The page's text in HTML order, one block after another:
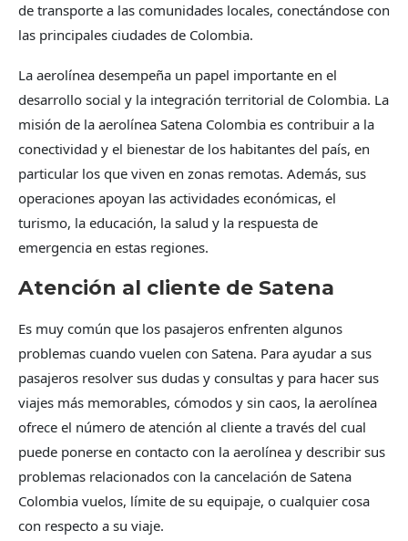
de transporte a las comunidades locales, conectándose con
las principales ciudades de Colombia.
La aerolínea desempeña un papel importante en el
desarrollo social y la integración territorial de Colombia. La
misión de la aerolínea Satena Colombia es contribuir a la
conectividad y el bienestar de los habitantes del país, en
particular los que viven en zonas remotas. Además, sus
operaciones apoyan las actividades económicas, el
turismo, la educación, la salud y la respuesta de
emergencia en estas regiones.
Atención al cliente de Satena
Es muy común que los pasajeros enfrenten algunos
problemas cuando vuelen con Satena. Para ayudar a sus
pasajeros resolver sus dudas y consultas y para hacer sus
viajes más memorables, cómodos y sin caos, la aerolínea
ofrece el número de atención al cliente a través del cual
puede ponerse en contacto con la aerolínea y describir sus
problemas relacionados con la cancelación de Satena
Colombia vuelos, límite de su equipaje, o cualquier cosa
con respecto a su viaje.